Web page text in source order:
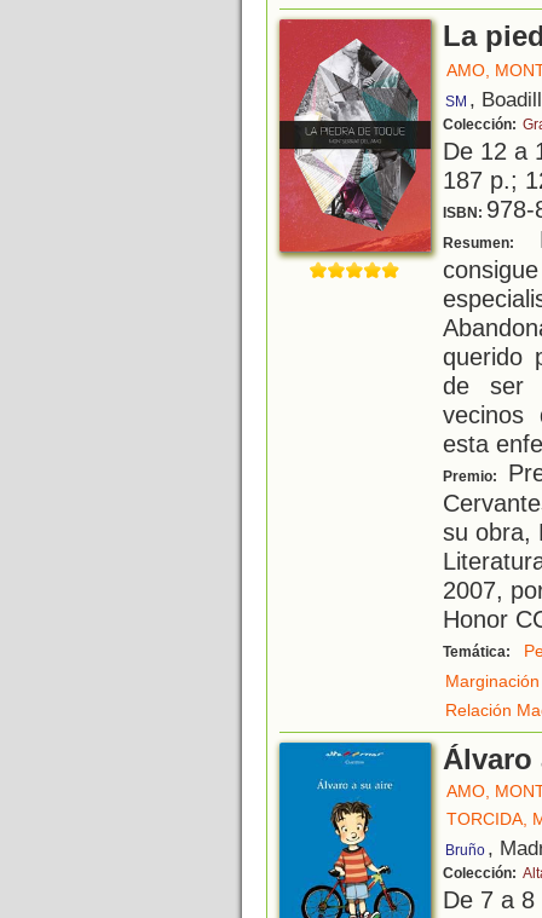
La
AMO,
SM ,
Colección:
De 12 a
187 p.;
ISBN: 978-
Resumen:
querido
de ser
vecinos
esta
Premio:
su obra,
2007,
Honor
Temática:
Relación
Álvaro
AMO,
TORCIDA,
Bruño ,
Colección:
De 7 a